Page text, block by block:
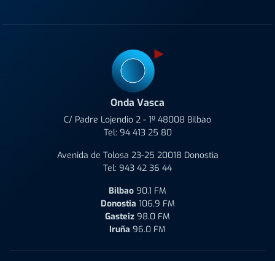
Onda Vasca
C/ Padre Lojendio 2 - 1º 48008 Bilbao
Tel: 94 413 25 80
Avenida de Tolosa 23-25 20018 Donostia
Tel: 943 42 36 44
Bilbao 90.1 FM
Donostia 106.9 FM
Gasteiz 98.0 FM
Iruña 96.0 FM